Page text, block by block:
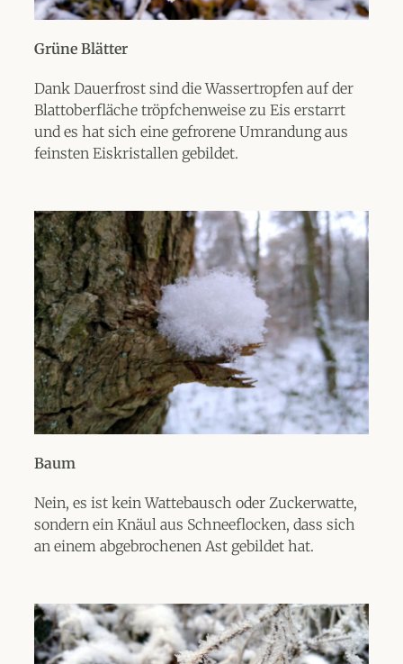
Grüne Blätter
Dank Dauerfrost sind die Wassertropfen auf der
Blattoberfläche tröpfchenweise zu Eis erstarrt
und es hat sich eine gefrorene Umrandung aus
feinsten Eiskristallen gebildet.
Baum
Nein, es ist kein Wattebausch oder Zuckerwatte,
sondern ein Knäul aus Schneeflocken, dass sich
an einem abgebrochenen Ast gebildet hat.